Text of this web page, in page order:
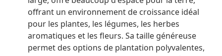
offrant un environnement de croissance idéal
pour les plantes, les légumes, les herbes
aromatiques et les fleurs. Sa taille généreuse
permet des options de plantation polyvalentes,